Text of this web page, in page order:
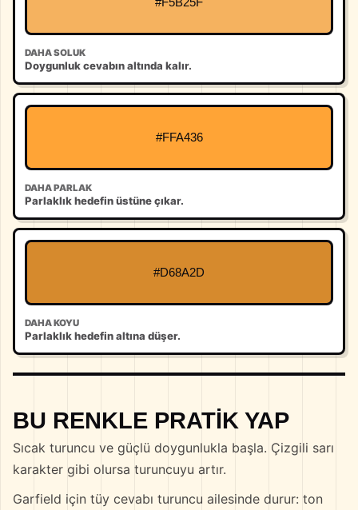
DAHA SOLUK
Doygunluk cevabın altında kalır.
#FFA436
DAHA PARLAK
Parlaklık hedefin üstüne çıkar.
#D68A2D
DAHA KOYU
Parlaklık hedefin altına düşer.
BU RENKLE PRATIK YAP
Sıcak turuncu ve güçlü doygunlukla başla. Çizgili sarı
karakter gibi olursa turuncuyu artır.
Garfield için tüy cevabı turuncu ailesinde durur: ton